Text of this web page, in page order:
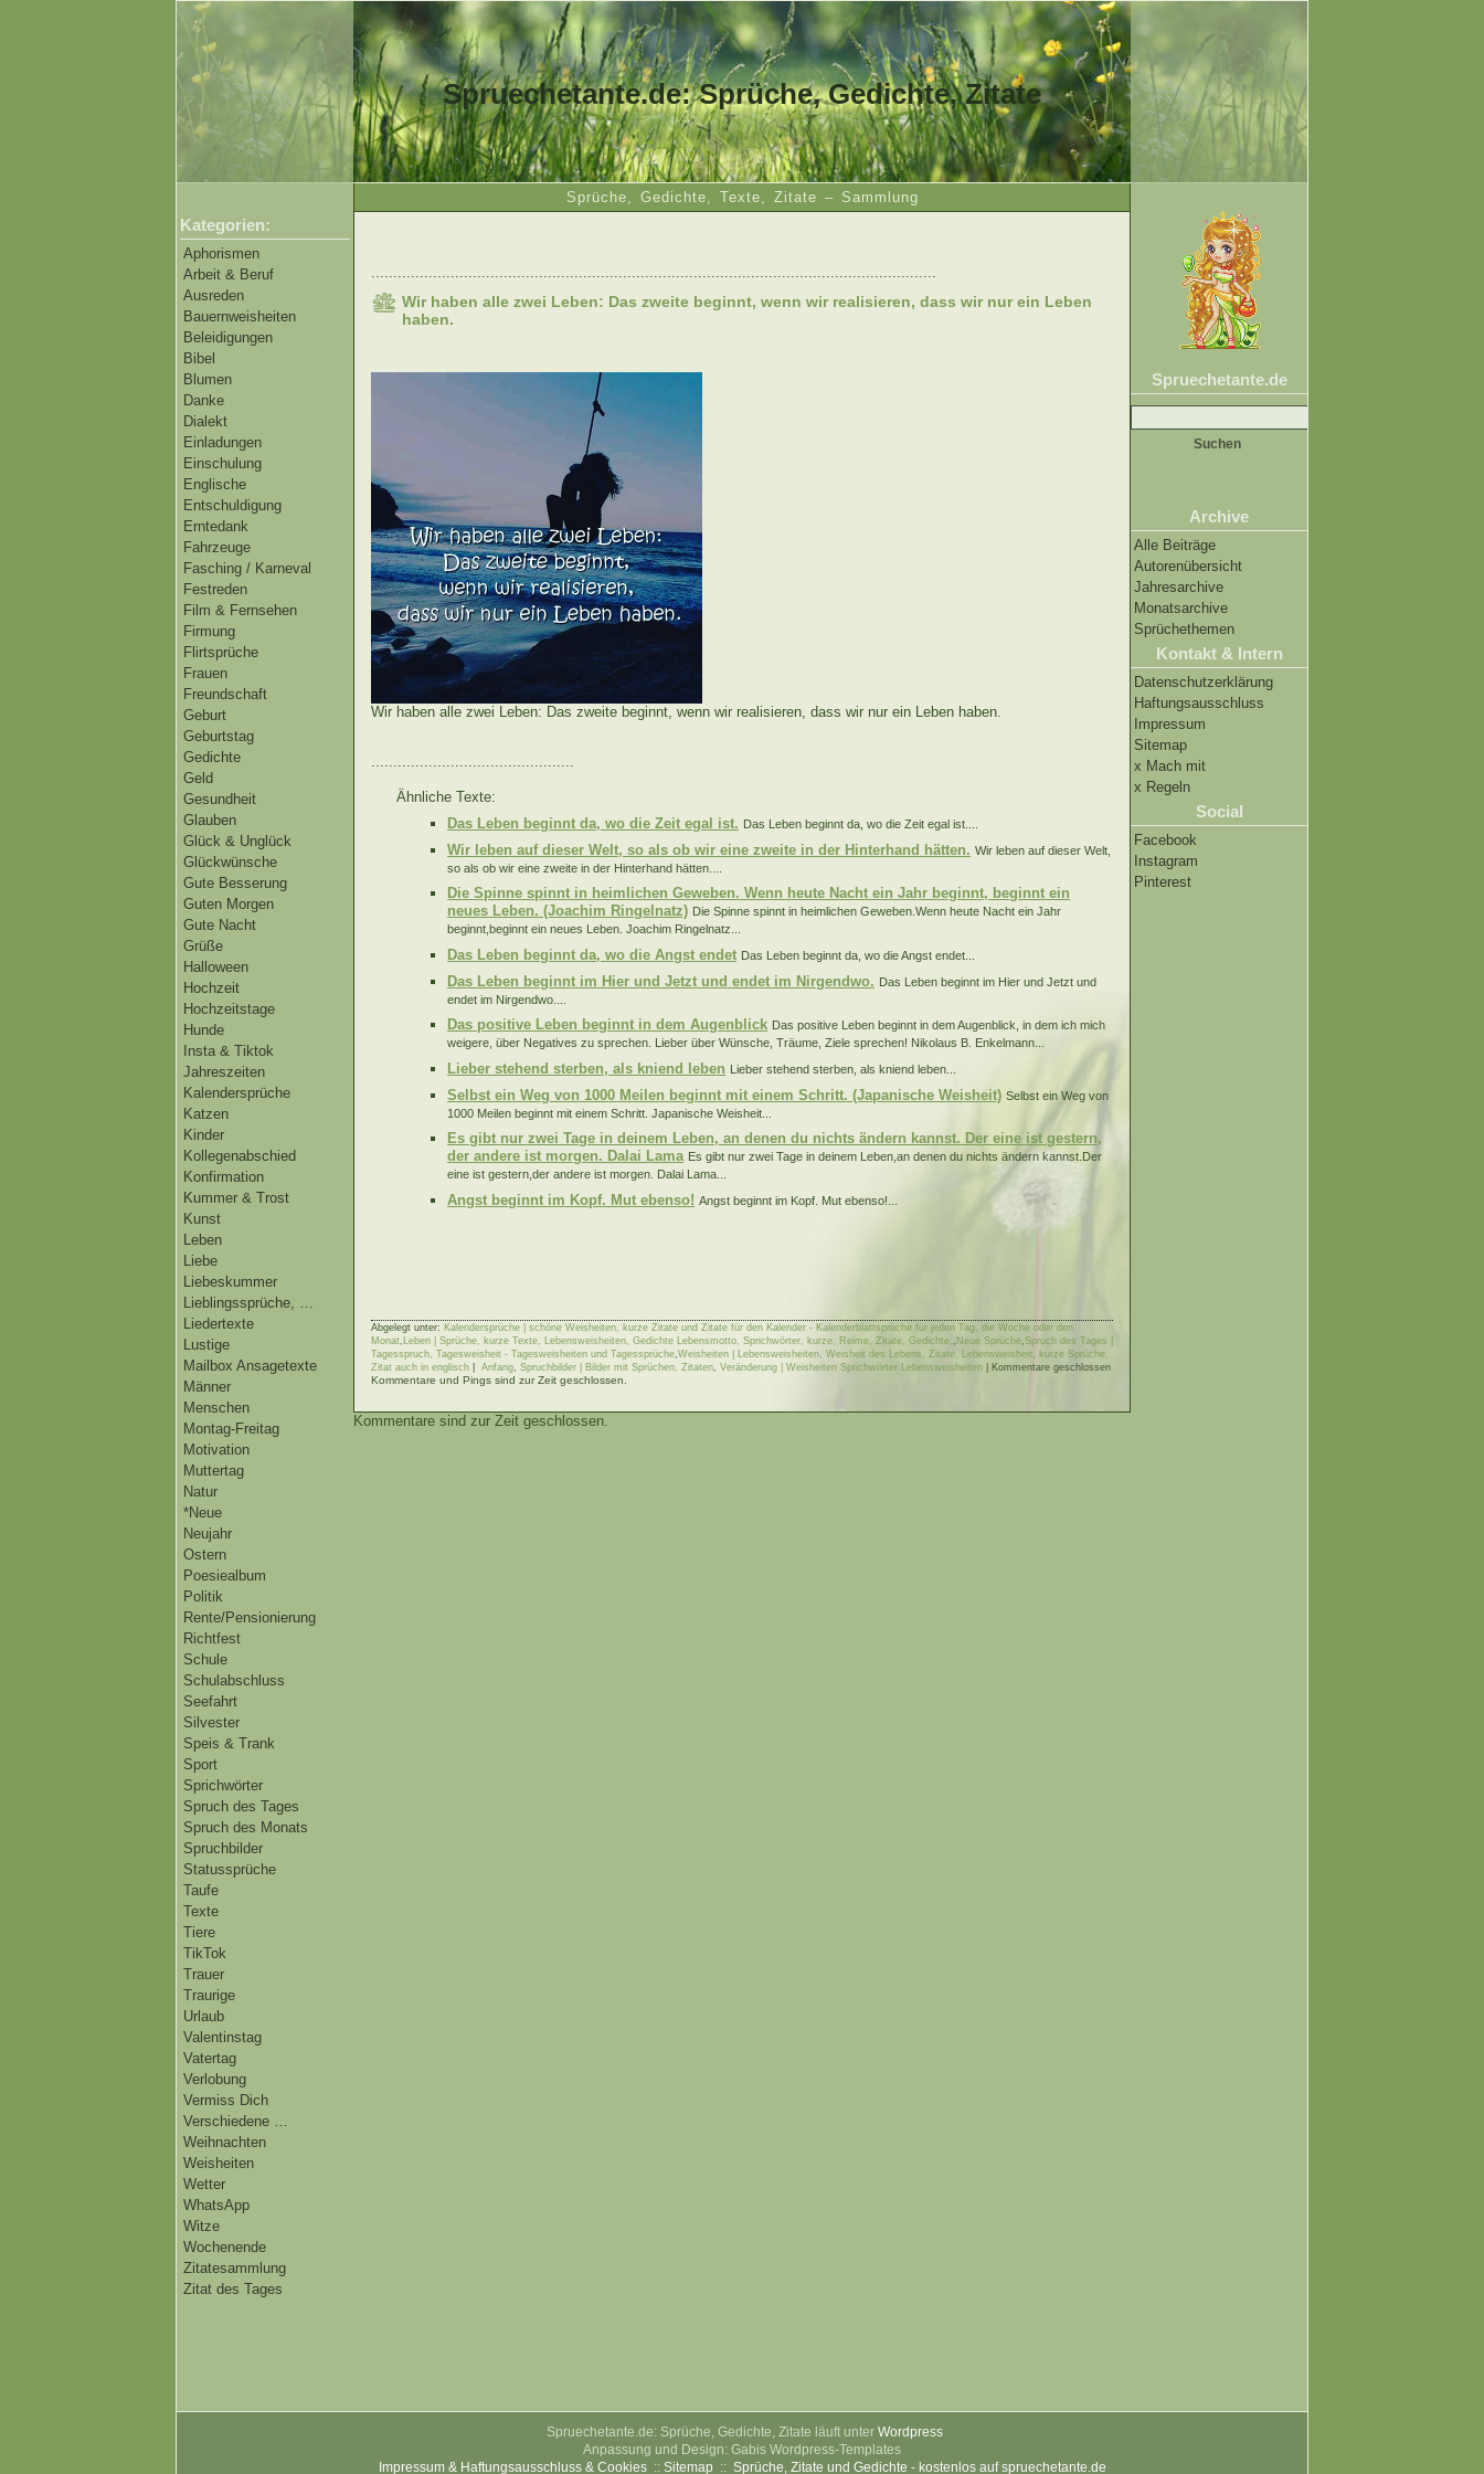
Spruechetante.de: Sprüche, Gedichte, Zitate
Sprüche, Gedichte, Texte, Zitate – Sammlung
Kategorien:
Aphorismen
Arbeit & Beruf
Ausreden
Bauernweisheiten
Beleidigungen
Bibel
Blumen
Danke
Dialekt
Einladungen
Einschulung
Englische
Entschuldigung
Erntedank
Fahrzeuge
Fasching / Karneval
Festreden
Film & Fernsehen
Firmung
Flirtsprüche
Frauen
Freundschaft
Geburt
Geburtstag
Gedichte
Geld
Gesundheit
Glauben
Glück & Unglück
Glückwünsche
Gute Besserung
Guten Morgen
Gute Nacht
Grüße
Halloween
Hochzeit
Hochzeitstage
Hunde
Insta & Tiktok
Jahreszeiten
Kalendersprüche
Katzen
Kinder
Kollegenabschied
Konfirmation
Kummer & Trost
Kunst
Leben
Liebe
Liebeskummer
Lieblingssprüche, …
Liedertexte
Lustige
Mailbox Ansagetexte
Männer
Menschen
Montag-Freitag
Motivation
Muttertag
Natur
*Neue
Neujahr
Ostern
Poesiealbum
Politik
Rente/Pensionierung
Richtfest
Schule
Schulabschluss
Seefahrt
Silvester
Speis & Trank
Sport
Sprichwörter
Spruch des Tages
Spruch des Monats
Spruchbilder
Statussprüche
Taufe
Texte
Tiere
TikTok
Trauer
Traurige
Urlaub
Valentinstag
Vatertag
Verlobung
Vermiss Dich
Verschiedene …
Weihnachten
Weisheiten
Wetter
WhatsApp
Witze
Wochenende
Zitatesammlung
Zitat des Tages
Spruechetante.de
Suche
nach:
Archive
Alle Beiträge
Autorenübersicht
Jahresarchive
Monatsarchive
Sprüchethemen
Kontakt & Intern
Datenschutzerklärung
Haftungsausschluss
Impressum
Sitemap
x Mach mit
x Regeln
Social
Facebook
Instagram
Pinterest
................................................................................................................................
Wir haben alle zwei Leben: Das zweite beginnt, wenn wir realisieren, dass wir nur ein Leben
haben.
Wir haben alle zwei Leben: Das zweite beginnt, wenn wir realisieren, dass wir nur ein Leben haben.
..............................................
Ähnliche Texte:
Das Leben beginnt da, wo die Zeit egal ist. Das Leben beginnt da, wo die Zeit egal ist....
Wir leben auf dieser Welt, so als ob wir eine zweite in der Hinterhand hätten. Wir leben auf dieser Welt,
so als ob wir eine zweite in der Hinterhand hätten....
Die Spinne spinnt in heimlichen Geweben. Wenn heute Nacht ein Jahr beginnt, beginnt ein
neues Leben. (Joachim Ringelnatz) Die Spinne spinnt in heimlichen Geweben.Wenn heute Nacht ein Jahr
beginnt,beginnt ein neues Leben. Joachim Ringelnatz...
Das Leben beginnt da, wo die Angst endet Das Leben beginnt da, wo die Angst endet...
Das Leben beginnt im Hier und Jetzt und endet im Nirgendwo. Das Leben beginnt im Hier und Jetzt und
endet im Nirgendwo....
Das positive Leben beginnt in dem Augenblick Das positive Leben beginnt in dem Augenblick, in dem ich mich
weigere, über Negatives zu sprechen. Lieber über Wünsche, Träume, Ziele sprechen! Nikolaus B. Enkelmann...
Lieber stehend sterben, als kniend leben Lieber stehend sterben, als kniend leben...
Selbst ein Weg von 1000 Meilen beginnt mit einem Schritt. (Japanische Weisheit) Selbst ein Weg von
1000 Meilen beginnt mit einem Schritt. Japanische Weisheit...
Es gibt nur zwei Tage in deinem Leben, an denen du nichts ändern kannst. Der eine ist gestern,
der andere ist morgen. Dalai Lama Es gibt nur zwei Tage in deinem Leben,an denen du nichts ändern kannst.Der
eine ist gestern,der andere ist morgen. Dalai Lama...
Angst beginnt im Kopf. Mut ebenso! Angst beginnt im Kopf. Mut ebenso!...
Abgelegt unter: Kalendersprüche | schöne Weisheiten, kurze Zitate und Zitate für den Kalender - Kalenderblattsprüche für jeden Tag, die Woche oder den
Monat, Leben | Sprüche, kurze Texte, Lebensweisheiten, Gedichte Lebensmotto, Sprichwörter, kurze, Reime, Zitate, Gedichte,, Neue Sprüche, Spruch des Tages |
Tagesspruch, Tagesweisheit - Tagesweisheiten und Tagessprüche,Weisheiten | Lebensweisheiten, Weisheit des Lebens, Zitate, Lebensweisheit, kurze Sprüche,
Zitat auch in englisch
Anfang, Spruchbilder | Bilder mit Sprüchen, Zitaten, Veränderung | Weisheiten Sprichwörter Lebensweisheiten Kommentare geschlossen
Kommentare und Pings sind zur Zeit geschlossen.
Kommentare sind zur Zeit geschlossen.
Spruechetante.de: Sprüche, Gedichte, Zitate läuft unter Wordpress
Anpassung und Design: Gabis Wordpress-Templates
Impressum & Haftungsausschluss & Cookies:: Sitemap :: Sprüche, Zitate und Gedichte - kostenlos auf spruechetante.de